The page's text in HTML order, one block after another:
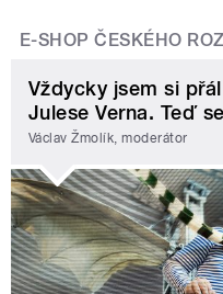
E-SHOP ČESKÉHO
Vždycky jsem si
Julese Verna. Teď
Václav Žmolík, moderátor